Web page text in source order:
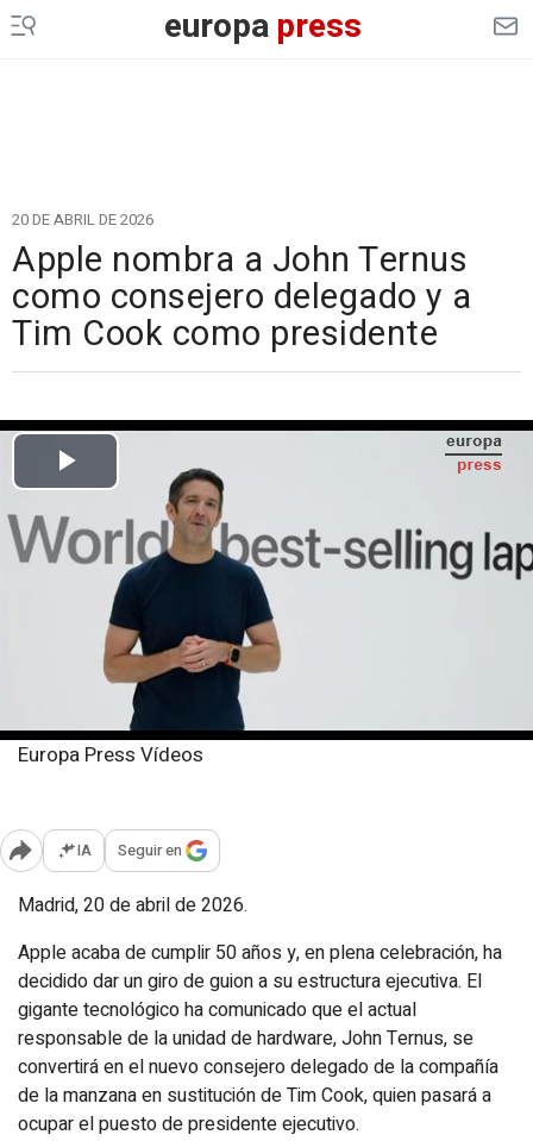
europapress
20 DE ABRIL DE 2026
Apple nombra a John Ternus
como consejero delegado y a
Tim Cook como presidente
Europa Press Vídeos
Abrir opciones para compartir
IA Seguir en
Madrid, 20 de abril de 2026.
Apple acaba de cumplir 50 años y, en plena celebración, ha
decidido dar un giro de guion a su estructura ejecutiva. El
gigante tecnológico ha comunicado que el actual
responsable de la unidad de hardware, John Ternus, se
convertirá en el nuevo consejero delegado de la compañía
de la manzana en sustitución de Tim Cook, quien pasará a
ocupar el puesto de presidente ejecutivo.